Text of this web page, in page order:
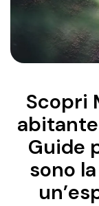
Scopri
Guide
sono